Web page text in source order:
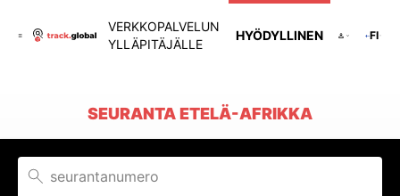
VERKKOPALVELUN
YLLÄPITÄJÄLLE
HYÖDYLLINEN FI
SEURANTA ETELÄ-AFRIKKA